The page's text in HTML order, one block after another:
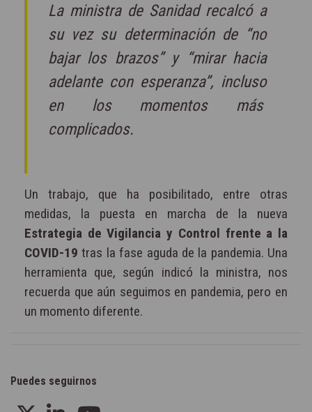
La ministra de Sanidad recalcó a
su vez su determinación de “no
bajar los brazos” y “mirar hacia
adelante con esperanza”, incluso
en los momentos más
complicados.
Un trabajo, que ha posibilitado, entre otras
medidas, la puesta en marcha de la nueva
Estrategia de Vigilancia y Control frente a la
COVID-19 tras la fase aguda de la pandemia. Una
herramienta que, según indicó la ministra, nos
recuerda que aún seguimos en pandemia, pero en
un momento diferente.
Puedes seguirnos